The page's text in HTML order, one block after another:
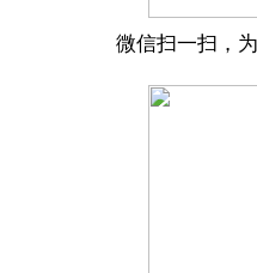
微信扫一扫，